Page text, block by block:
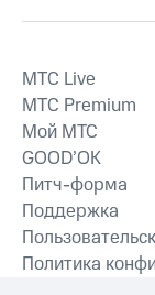
MTС Live
MTС Premium
Мой МТС
GOOD’OK
Питч-форма
Поддержка
Политика